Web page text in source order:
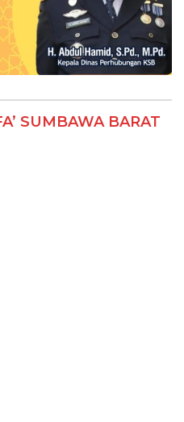
SUMBAWA BARAT